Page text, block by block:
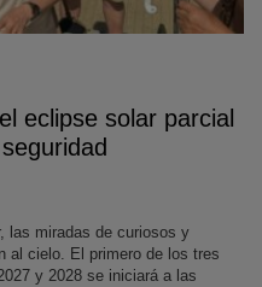
eclipse solar parcial
las miradas de curiosos y
al cielo. El primero de los tres
y 2028 se iniciará a las